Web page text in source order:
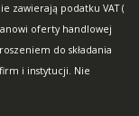
zawierają podatku VAT (
oferty handlowej
do składania
i instytucji. Nie